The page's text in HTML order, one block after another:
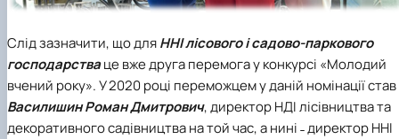
Слід зазначити, що дляННІ лісового і садово-паркового
господарстваце вже друга перемога у конкурсі «Молодий
вчений року». У 2020 році переможцем у даній номінації став
Василишин Роман Дмитрович, директор НДІ лісівництва та
декоративного садівництва на той час, а нині ˗ директор ННІ